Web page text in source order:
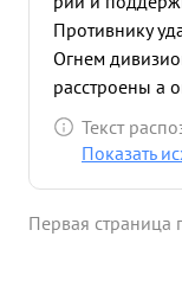
Противнику
Огнем
расстроены а
прикрыти для
перешла в
боевые
Текст
Показать
Первая страница